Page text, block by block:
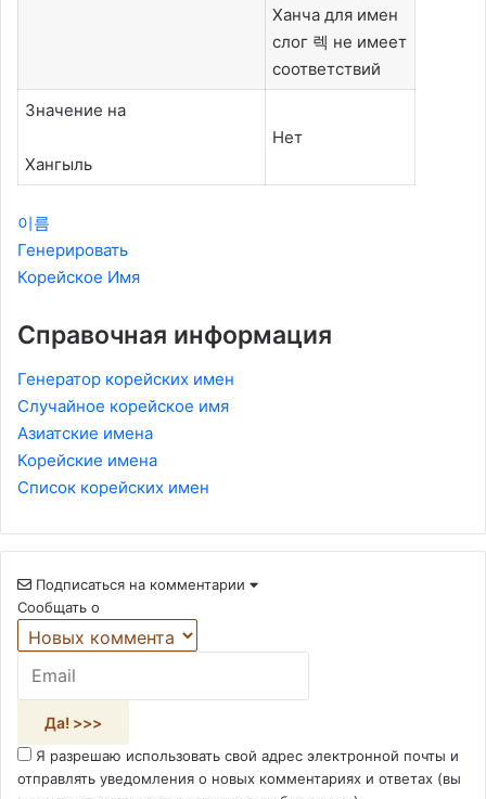
Ханча для имен
слог 렉 не имеет
соответствий
Значение на
Хангыль
Нет
이름
Генерировать
Корейское Имя
Справочная информация
Генератор корейских имен
Случайное корейское имя
Азиатские имена
Корейские имена
Список корейских имен
Подписаться на комментарии
Сообщать о
Я разрешаю использовать свой адрес электронной почты и
отправлять уведомления о новых комментариях и ответах (вы